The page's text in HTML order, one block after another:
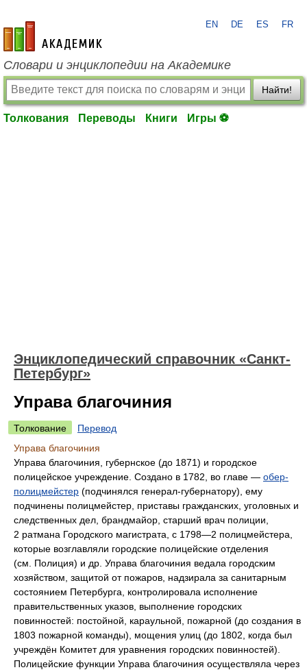
academic.ru
EN DE ES FR
Словари и энциклопедии на Академике
Найти!
Толкования Переводы Книги Игры ⚽
Энциклопедический справочник «Санкт-
Петербург»
Управа благочиния
Толкование
Перевод
Управа благочиния
Управа благочиния, губернское (до 1871) и городское
полицейское учреждение. Создано в 1782, во главе — обер-
полицмейстер (подчинялся генерал-губернатору), ему
подчинены полицмейстер, приставы гражданских, уголовных и
следственных дел, брандмайор, старший врач полиции,
2 ратмана Городского магистрата, с 1798—2 полицмейстера,
которые возглавляли городские полицейские отделения
(см. Полиция) и др. Управа благочиния ведала городским
хозяйством, защитой от пожаров, надзирала за санитарным
состоянием Петербурга, контролировала исполнение
правительственных указов, выполнение городских
повинностей: постойной, караульной, пожарной (до создания в
1803 пожарной команды), мощения улиц (до 1802, когда был
учреждён Комитет для уравнения городских повинностей).
Полицейские функции Управа благочиния осуществляла через